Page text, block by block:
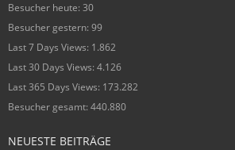
Besucher heute: 30
Besucher gestern: 99
Last 7 Days Views: 1.862
Last 30 Days Views: 4.126
Last 365 Days Views: 173.282
Besucher gesamt: 440.880
NEUESTE BEITRÄGE